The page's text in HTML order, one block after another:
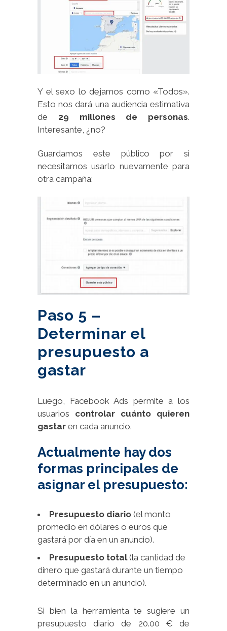
Y el sexo lo dejamos como «Todos».
Esto nos dará una audiencia estimativa
de 29 millones de personas.
Interesante, ¿no?
Guardamos este público por si
necesitamos usarlo nuevamente para
otra campaña:
Paso 5 –
Determinar el
presupuesto a
gastar
Luego, Facebook Ads permite a los
usuarios controlar cuánto quieren
gastar en cada anuncio.
Actualmente hay dos
formas principales de
asignar el presupuesto:
Presupuesto diario (el monto
promedio en dólares o euros que
gastará por día en un anuncio).
Presupuesto total(la cantidad de
dinero que gastará durante un tiempo
determinado en un anuncio).
Si bien la herramienta te sugiere un
presupuesto diario de 20.00 € de